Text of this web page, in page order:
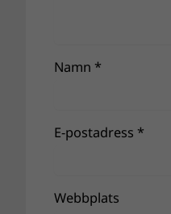
Namn *
E-postadress *
Webbplats